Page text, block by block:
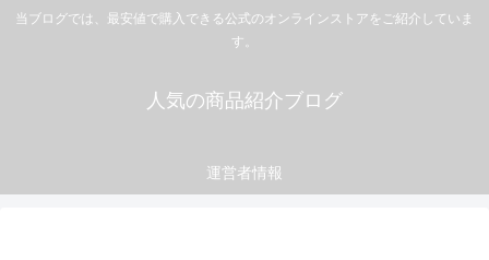
当ブログでは、最安値で購入できる公式のオンラインストアをご紹介していま
す。
人気の商品紹介ブログ
運営者情報